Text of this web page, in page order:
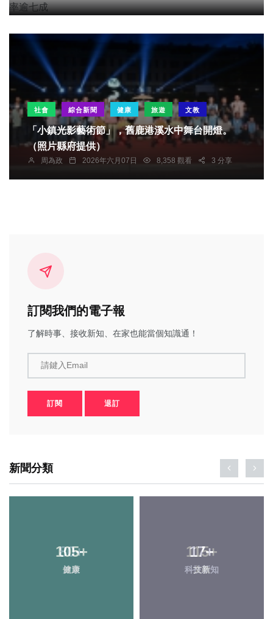
社會 綜合新聞 健康 旅遊 文教
「小鎮光影藝術節」，舊鹿港溪水中舞台開燈。
（照片縣府提供）
周為政 2026年六月07日 8,358 觀看 3 分享
訂閱我們的電子報
了解時事、接收新知、在家也能當個知識通！
請鍵入Email
訂閱 退訂
新聞分類
105+
健康
17+
科技新知
80+
旅遊
115+
文教